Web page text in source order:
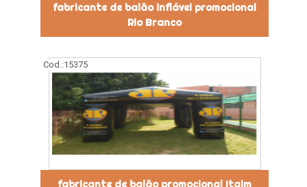
fabricante de balão inflável promocional
Rio Branco
Cod.:15375
fabricante de balão promocional Itaim